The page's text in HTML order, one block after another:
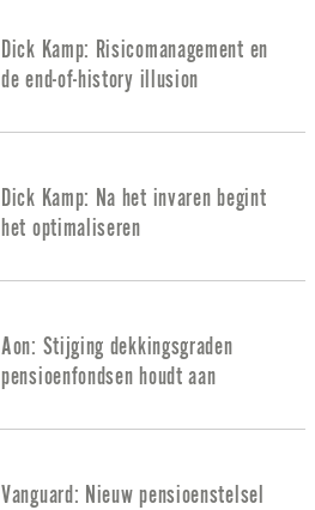
Dick Kamp: Risicomanagement en
de end-of-history illusion
Dick Kamp: Na het invaren begint
het optimaliseren
Aon: Stijging dekkingsgraden
pensioenfondsen houdt aan
Vanguard: Nieuw pensioenstelsel